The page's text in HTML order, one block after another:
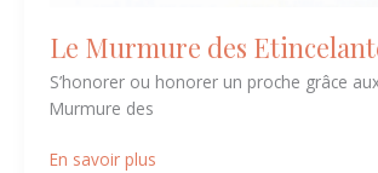
Le Murmure des
S’honorer ou honorer un proche grâce
Murmure des
En savoir plus